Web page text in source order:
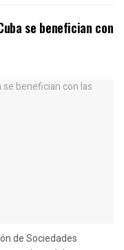
se benefician con
de Sociedades